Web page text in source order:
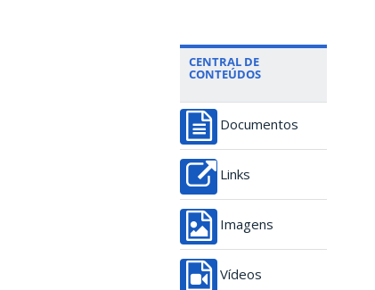
CENTRAL DE
CONTEÚDOS
Documentos
Links
Imagens
Vídeos